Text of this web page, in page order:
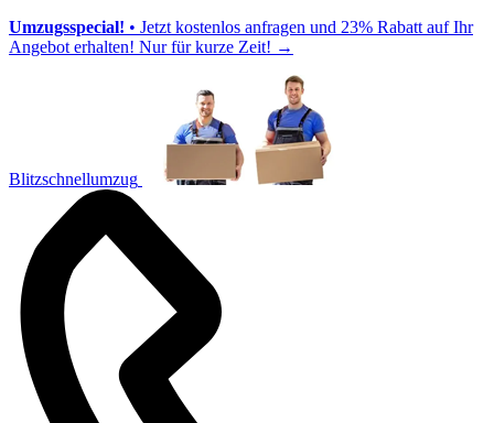
Umzugsspecial! • Jetzt kostenlos anfragen und 23% Rabatt auf Ihr
Angebot erhalten! Nur für kurze Zeit! →
Blitzschnellumzug